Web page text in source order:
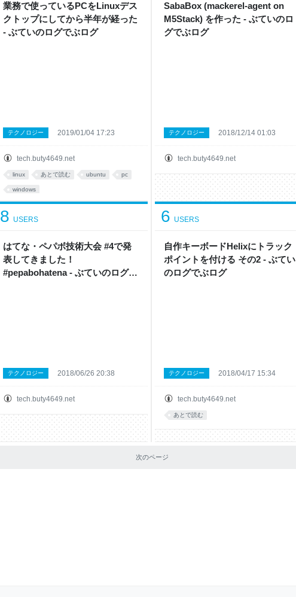
業務で使っているPCをLinuxデス
クトップにしてから半年が経った
- ぶていのログでぶログ
tech.buty4649.net
テクノロジー 2019/01/04 17:23
linux あとで読む ubuntu pc
windows
SabaBox (mackerel-agent on
M5Stack) を作った - ぶていのロ
グでぶログ
tech.buty4649.net
テクノロジー 2018/12/14 01:03
はてな・ペパボ技術大会 #4で発
表してきました！
#pepabohatena - ぶていのログで
8 USERS
tech.buty4649.net
テクノロジー 2018/06/26 20:38
自作キーボードHelixにトラック
ポイントを付ける その2 - ぶてい
のログでぶログ
6 USERS
tech.buty4649.net
テクノロジー 2018/04/17 15:34
あとで読む
次のページ